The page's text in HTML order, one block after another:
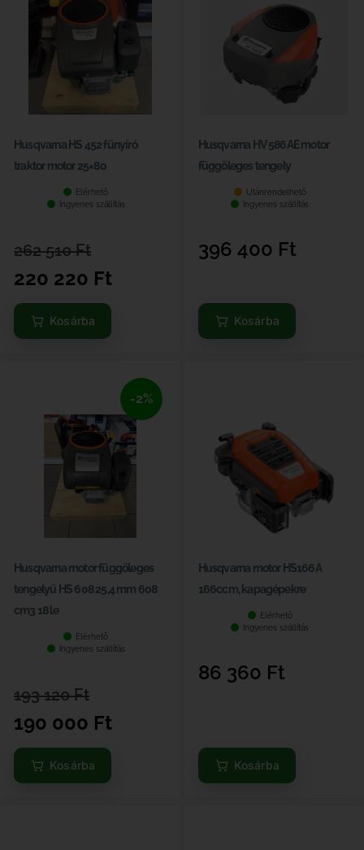
Husqvarna HS 452 fűnyíró
traktor motor 25×80
Elérhető
Ingyenes szállítás
262 510Ft
220 220 Ft
Kosárba
Husqvarna HV 586AE motor
függőleges tengely
Utánrendelhető
Ingyenes szállítás
396 400 Ft
Kosárba
-2%
Husqvarna motor függőleges
tengelyű HS 608 25,4 mm 608
cm3 18 le
Elérhető
Ingyenes szállítás
193 120Ft
190 000 Ft
Kosárba
Husqvarna motor HS166A
166ccm, kapagépekre
Elérhető
Ingyenes szállítás
86 360 Ft
Kosárba